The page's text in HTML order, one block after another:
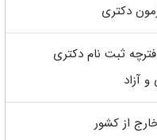
دکتری
ثبت نام دکتری
آزاد
از کشور